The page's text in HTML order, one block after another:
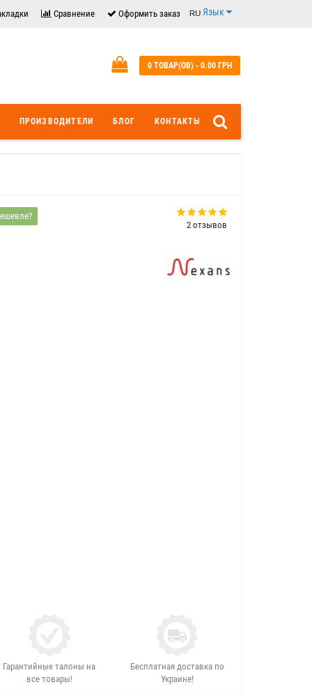
Сравнение Оформить заказ Язык
0 ТОВАР(ОВ) - 0.00 ГРН
ПРОИЗВОДИТЕЛИ БЛОГ КОНТАКТЫ
2 отзывов
Гарантийные талоны на
все товары!
Бесплатная доставка по
Украине!